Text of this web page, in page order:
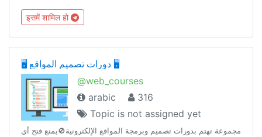
इसमें शामिल हो
🖥️ دورات تصميم المواقع 🖥️
@web_courses
arabic
316
Topic is not assigned yet
مجموعة تهتم بدورات تصميم وبرمجة المواقع الإلكترونية🚫يمنع فتح أي